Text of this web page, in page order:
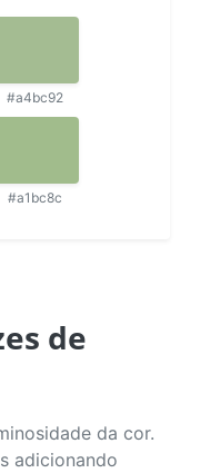
#a4bc92
#a1bc8c
de
da cor.
adicionando